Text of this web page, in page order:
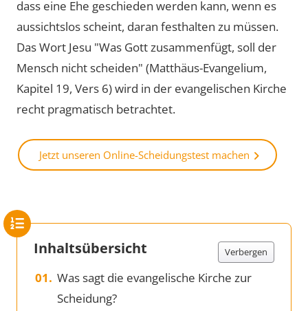
dass eine Ehe geschieden werden kann, wenn es
aussichtslos scheint, daran festhalten zu müssen.
Das Wort Jesu "Was Gott zusammenfügt, soll der
Mensch nicht scheiden" (Matthäus-Evangelium,
Kapitel 19, Vers 6) wird in der evangelischen Kirche
recht pragmatisch betrachtet.
Jetzt unseren Online-Scheidungstest machen
Inhaltsübersicht Verbergen
Was sagt die evangelische Kirche zur
Scheidung?